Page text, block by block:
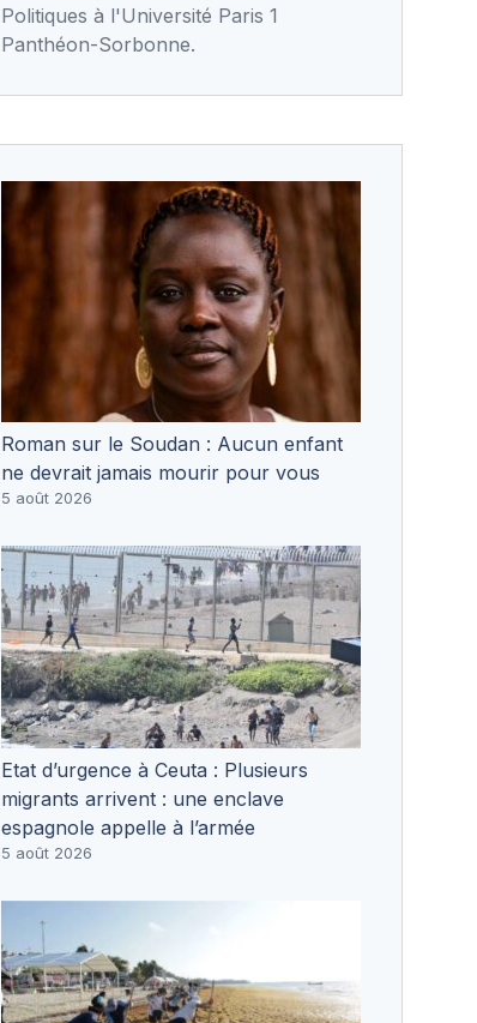
Politiques à l'Université Paris 1
Panthéon-Sorbonne.
Roman sur le Soudan : Aucun enfant
ne devrait jamais mourir pour vous
5 août 2026
Etat d’urgence à Ceuta : Plusieurs
migrants arrivent : une enclave
espagnole appelle à l’armée
5 août 2026